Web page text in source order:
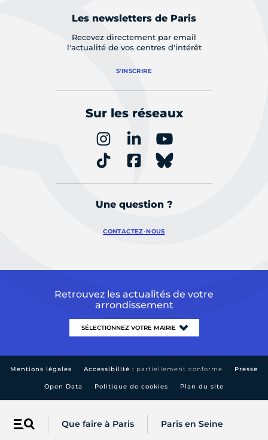
Menu Que faire à Paris Paris en Seine
Les newsletters de Paris
Recevez directement par email
l'actualité de vos centres d'intérêt
S'INSCRIRE
Sur les réseaux
Une question ?
CONTACTEZ-NOUS
Retrouvez les actualités de votre
arrondissement
Mentions légales Accessibilité : partiellement conforme Presse
Open Data Politique de cookies Plan du site